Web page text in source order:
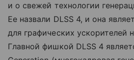
и о свежей технологии
Ее назвали DLSS 4, и она
для графических ускорителей
Главной фишкой DLSS 4